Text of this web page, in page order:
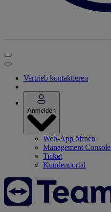
Vertrieb kontaktieren
Anmelden
Web-App öffnen
Management Console
Ticket
Kundenportal